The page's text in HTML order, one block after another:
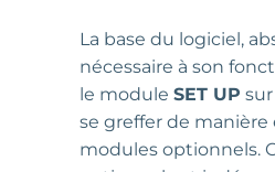
La base du logiciel,
nécessaire à son
le module SET UP
se greffer de manière
modules optionnels.